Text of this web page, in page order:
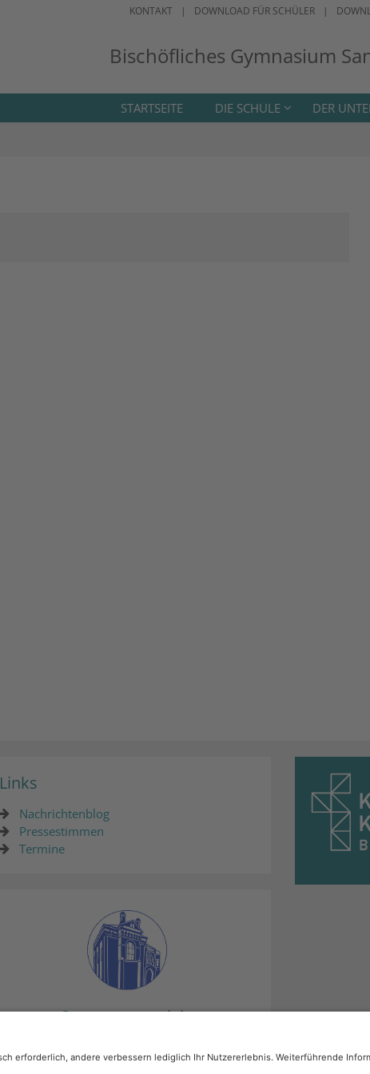
KONTAKT DOWNLOAD FÜR SCHÜLER
Bischöfliches Gymnasium
STARTSEITE DIE SCHULE DER
Links
Nachrichtenblog
Pressestimmen
Termine
Synagogenprojekt